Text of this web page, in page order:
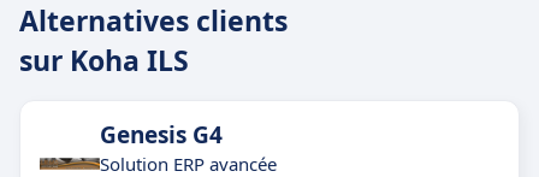
Alternatives clients
sur Koha ILS
Genesis G4
Solution ERP avancée